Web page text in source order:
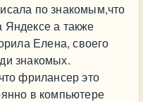
по знакомым,что
Яндексе а также
Елена, своего
знакомых.
фрилансер это
в компьютере